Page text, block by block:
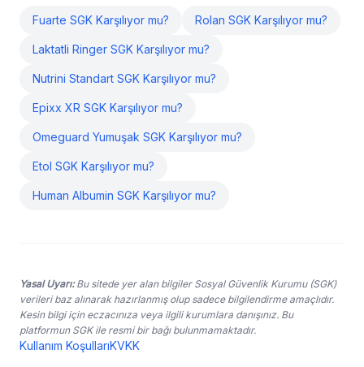
Fuarte SGK Karşılıyor mu? Rolan SGK Karşılıyor mu?
Laktatli Ringer SGK Karşılıyor mu?
Nutrini Standart SGK Karşılıyor mu?
Epixx XR SGK Karşılıyor mu?
Omeguard Yumuşak SGK Karşılıyor mu?
Etol SGK Karşılıyor mu?
Human Albumin SGK Karşılıyor mu?
Yasal Uyarı:Bu sitede yer alan bilgiler Sosyal Güvenlik Kurumu (SGK)
verileri baz alınarak hazırlanmış olup sadece bilgilendirme amaçlıdır.
Kesin bilgi için eczacınıza veya ilgili kurumlara danışınız. Bu
platformun SGK ile resmi bir bağı bulunmamaktadır.
Kullanım KoşullarıKVKK